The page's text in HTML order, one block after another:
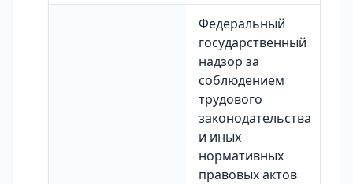
Федеральный
государственный
надзор за
соблюдением
трудового
законодательства
и иных
нормативных
правовых актов